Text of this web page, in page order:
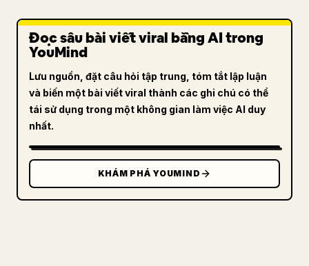
Đọc sâu bài viết viral bằng AI trong
YouMind
Lưu nguồn, đặt câu hỏi tập trung, tóm tắt lập luận
và biến một bài viết viral thành các ghi chú có thể
tái sử dụng trong một không gian làm việc AI duy
nhất.
KHÁM PHÁ YOUMIND